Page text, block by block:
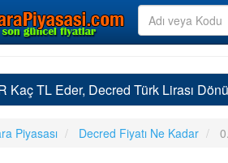
Kaç TL Eder, Decred Türk Lirası
Piyasası Decred Fiyatı Ne Kadar